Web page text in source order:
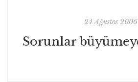
24 Ağustos 2006